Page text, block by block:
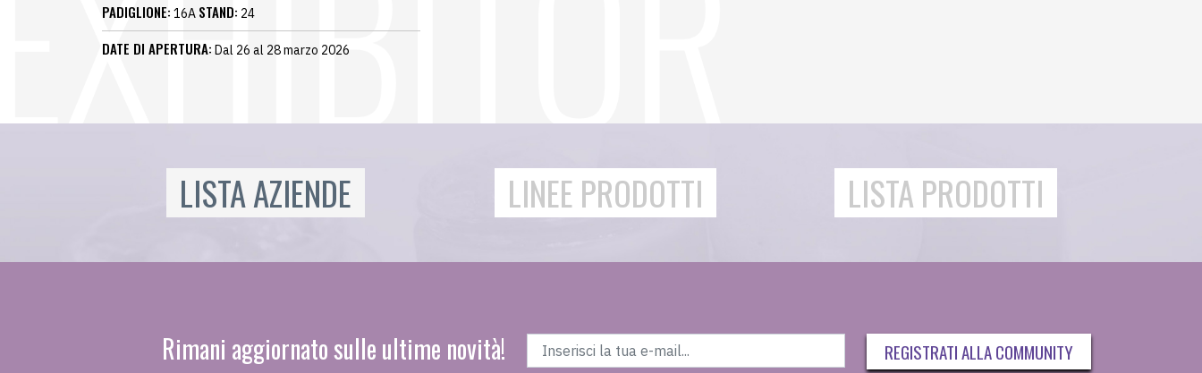
PADIGLIONE: 16A STAND: 24
DATE DI APERTURA: Dal 26 al 28 marzo 2026
LISTA AZIENDE LINEE PRODOTTI LISTA PRODOTTI
Rimani aggiornato sulle ultime novità! REGISTRATI ALLA COMMUNITY